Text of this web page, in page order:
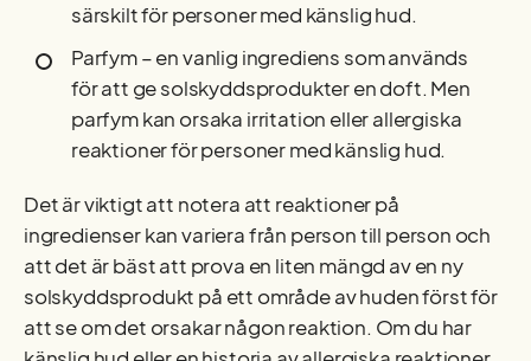
särskilt för personer med känslig hud.
Parfym – en vanlig ingrediens som används
för att ge solskyddsprodukter en doft. Men
parfym kan orsaka irritation eller allergiska
reaktioner för personer med känslig hud.
Det är viktigt att notera att reaktioner på
ingredienser kan variera från person till person och
att det är bäst att prova en liten mängd av en ny
solskyddsprodukt på ett område av huden först för
att se om det orsakar någon reaktion. Om du har